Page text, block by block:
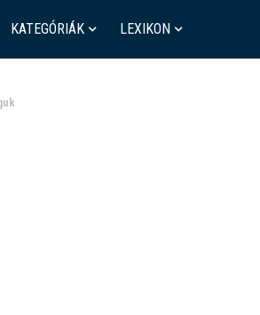
KATEGÓRIÁK LEXIKON